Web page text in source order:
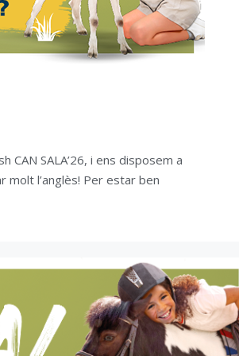
CAN SALA’26, i ens disposem a
molt l’anglès! Per estar ben